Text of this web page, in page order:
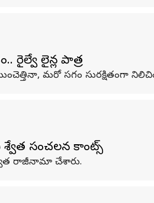
రైల్వే లైన్ల పాత్ర
మరో సగం సురక్షితంగా
సంచలన కామెంట్స్
రాజీనామా చేశారు.